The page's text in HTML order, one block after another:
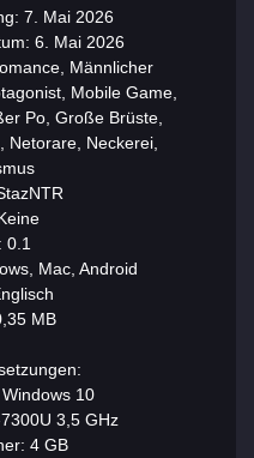
7. Mai 2026
6. Mai 2026
Männlicher
Mobile Game,
Po, Große Brüste,
Netorare, Neckerei,
0.1
Mac, Android
MB
10
3,5 GHz
4 GB